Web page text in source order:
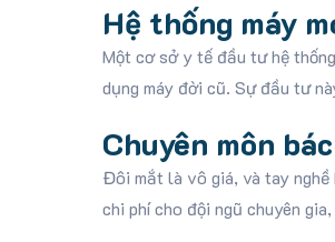
Hệ thống máy
Một cơ sở y tế đầu tư hệ
dụng máy đời cũ. Sự đầu tư
Chuyên môn
Đôi mắt là vô giá, và tay
chi phí cho đội ngũ chuyên